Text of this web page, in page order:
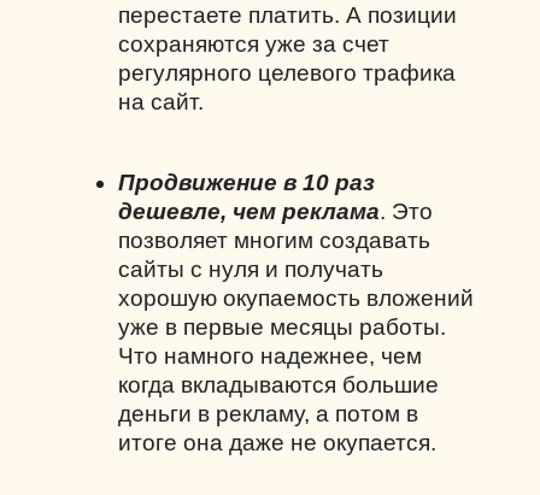
перестаете платить. А позиции
сохраняются уже за счет
регулярного целевого трафика
на сайт.
Продвижение в 10 раз
дешевле, чем реклама. Это
позволяет многим создавать
сайты с нуля и получать
хорошую окупаемость вложений
уже в первые месяцы работы.
Что намного надежнее, чем
когда вкладываются большие
деньги в рекламу, а потом в
итоге она даже не окупается.